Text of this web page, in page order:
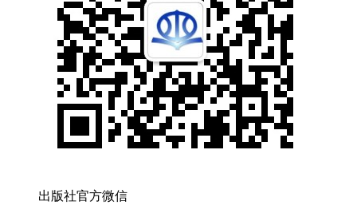
出版社官方微信